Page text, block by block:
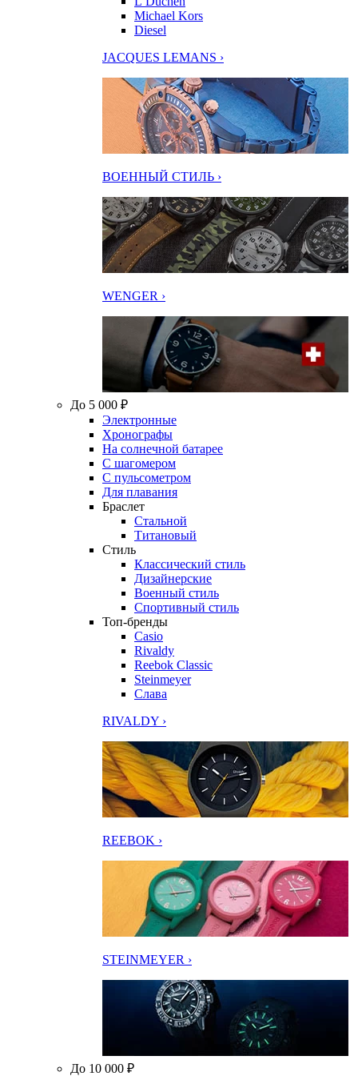
Michael Kors
Diesel
JACQUES LEMANS ›
ВОЕННЫЙ СТИЛЬ ›
WENGER ›
До 5 000 ₽
Электронные
Хронографы
На солнечной батарее
С шагомером
С пульсометром
Для плавания
Браслет
Стальной
Титановый
Стиль
Классический стиль
Дизайнерские
Военный стиль
Спортивный стиль
Топ-бренды
Casio
Rivaldy
Reebok Classic
Steinmeyer
Слава
RIVALDY ›
REEBOK ›
STEINMEYER ›
До 10 000 ₽